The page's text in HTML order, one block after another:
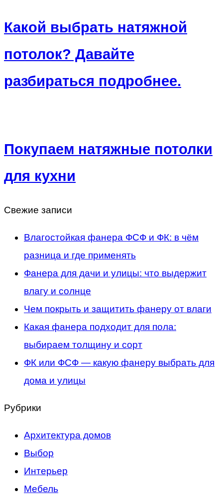
Какой выбрать натяжной
потолок? Давайте
разбираться подробнее.
Покупаем натяжные потолки
для кухни
Свежие записи
Влагостойкая фанера ФСФ и ФК: в чём
разница и где применять
Фанера для дачи и улицы: что выдержит
влагу и солнце
Чем покрыть и защитить фанеру от влаги
Какая фанера подходит для пола:
выбираем толщину и сорт
ФК или ФСФ — какую фанеру выбрать для
дома и улицы
Рубрики
Архитектура домов
Выбор
Интерьер
Мебель